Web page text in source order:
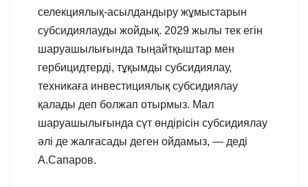
селекциялық-асылдандыру жұмыстарын
субсидиялауды жойдық. 2029 жылы тек егін
шаруашылығында тыңайтқыштар мен
гербицидтерді, тұқымды субсидиялау,
техникаға инвестициялық субсидиялау
қалады деп болжап отырмыз. Мал
шаруашылығында сүт өндірісін субсидиялау
әлі де жалғасады деген ойдамыз, — деді
А.Сапаров.